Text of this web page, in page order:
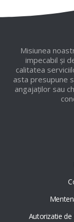
Misiunea
impecabil și
calitatea
asta presupune
angajaților sau
Autorizatie de